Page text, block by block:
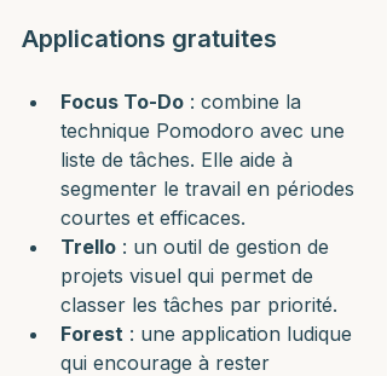
Applications gratuites
Focus To-Do : combine la
technique Pomodoro avec une
liste de tâches. Elle aide à
segmenter le travail en périodes
courtes et efficaces.
Trello : un outil de gestion de
projets visuel qui permet de
classer les tâches par priorité.
Forest : une application ludique
qui encourage à rester